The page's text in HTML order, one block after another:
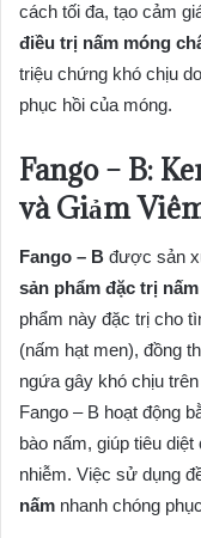
cách tối đa, tạo cảm
điều trị nấm móng
triệu chứng khó chịu
phục hồi của móng.
Fango – B:
và Giảm
Fango – B được sản
sản phẩm đặc trị
phẩm này đặc trị cho
(nấm hạt men), đồng
ngứa gây khó chịu
Fango – B hoạt động
bào nấm, giúp tiêu
nhiễm. Việc sử dụng
nấm nhanh chóng